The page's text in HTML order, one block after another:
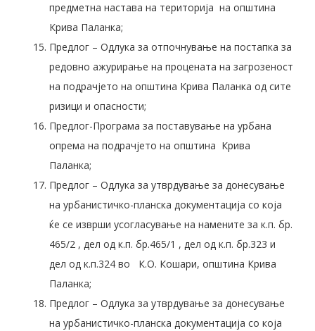
предметна настава на територија на општина
Крива Паланка;
Предлог – Одлука за отпочнување на постапка за
редовно ажурирање на процената на загрозеност
на подрачјето на општина Крива Паланка од сите
ризици и опасности;
Предлог-Програма за поставување на урбана
опрема на подрачјето на општина Крива
Паланка;
Предлог – Одлука за утврдување за донесување
на урбанистичко-планска документација со која
ќе се изврши усогласување на намените за к.п. бр.
465/2 , дел од к.п. бр.465/1 , дел од к.п. бр.323 и
дел од к.п.324 во К.О. Кошари, општина Крива
Паланка;
Предлог – Одлука за утврдување за донесување
на урбанистичко-планска документација со која